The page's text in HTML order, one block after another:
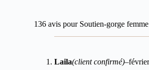
136 avis pour Soutien-gorge
Laila(client confirmé)–